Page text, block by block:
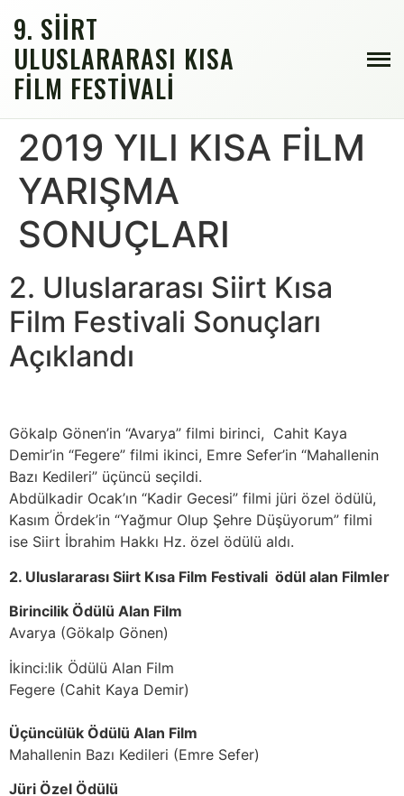
9. SIIRT
ULUSLARARASI KISA
FILM FESTIVALI
2019 YILI KISA FİLM
YARIŞMA
SONUÇLARI
2. Uluslararası Siirt Kısa
Film Festivali Sonuçları
Açıklandı
Gökalp Gönen’in “Avarya” filmi birinci, Cahit Kaya
Demir’in “Fegere” filmi ikinci, Emre Sefer’in “Mahallenin
Bazı Kedileri” üçüncü seçildi.
Abdülkadir Ocak’ın “Kadir Gecesi” filmi jüri özel ödülü,
Kasım Ördek’in “Yağmur Olup Şehre Düşüyorum” filmi
ise Siirt İbrahim Hakkı Hz. özel ödülü aldı.
2. Uluslararası Siirt Kısa Film Festivali ödül alan Filmler
Birincilik Ödülü Alan Film
Avarya (Gökalp Gönen)
İkinci:lik Ödülü Alan Film
Fegere (Cahit Kaya Demir)
Üçüncülük Ödülü Alan Film
Mahallenin Bazı Kedileri (Emre Sefer)
Jüri Özel Ödülü